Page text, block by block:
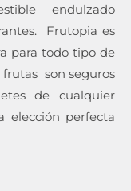
endulzado
Frutopia es
para todo tipo de
frutas son seguros
de cualquier
elección perfecta